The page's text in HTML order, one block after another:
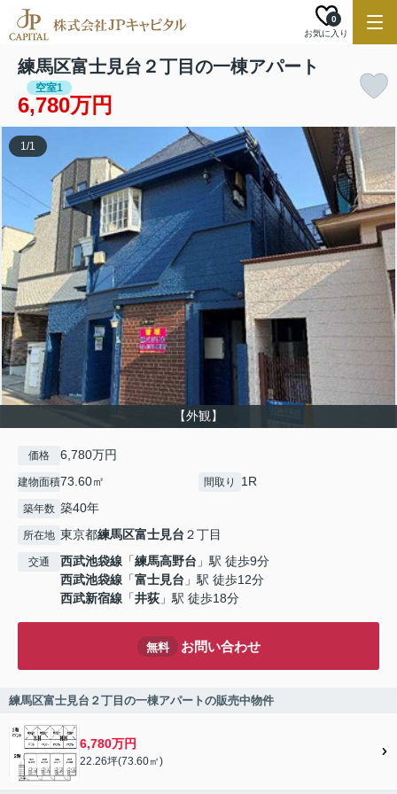
お気に入り
0
練馬区富士見台２丁目の一棟アパート
空室1
6,780万円
【外観】
1/1
価格 6,780万円
建物面積73.60㎡ 間取り 1R
築年数 築40年
所在地 東京都練馬区富士見台 ２丁目
交通 西武池袋線 「練馬高野台 」駅 徒歩9分
西武池袋線 「富士見台 」駅 徒歩12分
西武新宿線 「井荻 」駅 徒歩18分
無料 お問い合わせ
練馬区富士見台２丁目の一棟アパートの販売中物件
6,780万円
22.26坪(73.60㎡)